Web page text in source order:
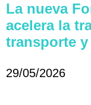
La nueva
acelera la
transporte
29/05/2026